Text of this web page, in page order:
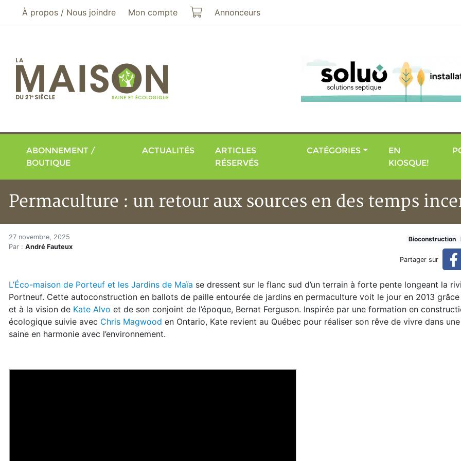
Aller au menu principal
Aller au contenu principal
À propos / Nous joindre Mon compte Mon panier
Annonceurs
ABONNEMENT /
BOUTIQUE
ACTUALITÉS
ARTICLES
RÉSERVÉS
CATÉGORIES
EN
KIOSQUE!
Permaculture : un retour aux sources en des temps
Accueil
Articles
Permaculture : un retour aux sources en des temps
27 novembre, 2025
Par : André Fauteux
Bioconstruction
Partager sur
L’Éco-maison de Porteuf et les Jardins de Maïa se dressent sur le flanc sud d’un terrain à forte pente longeant la
Portneuf. Cette autoconstruction en ballots de paille entourée de jardins en permaculture voit le jour en 2013
et à la vision de Kate Alvo et de son conjoint de l’époque, Bernat Ferguson. Inspirée par une formation en
écologique suivie avec Chris Magwood en Ontario, Kate revient au Québec pour réaliser son rêve de vivre dans
saine en harmonie avec l’environnement.